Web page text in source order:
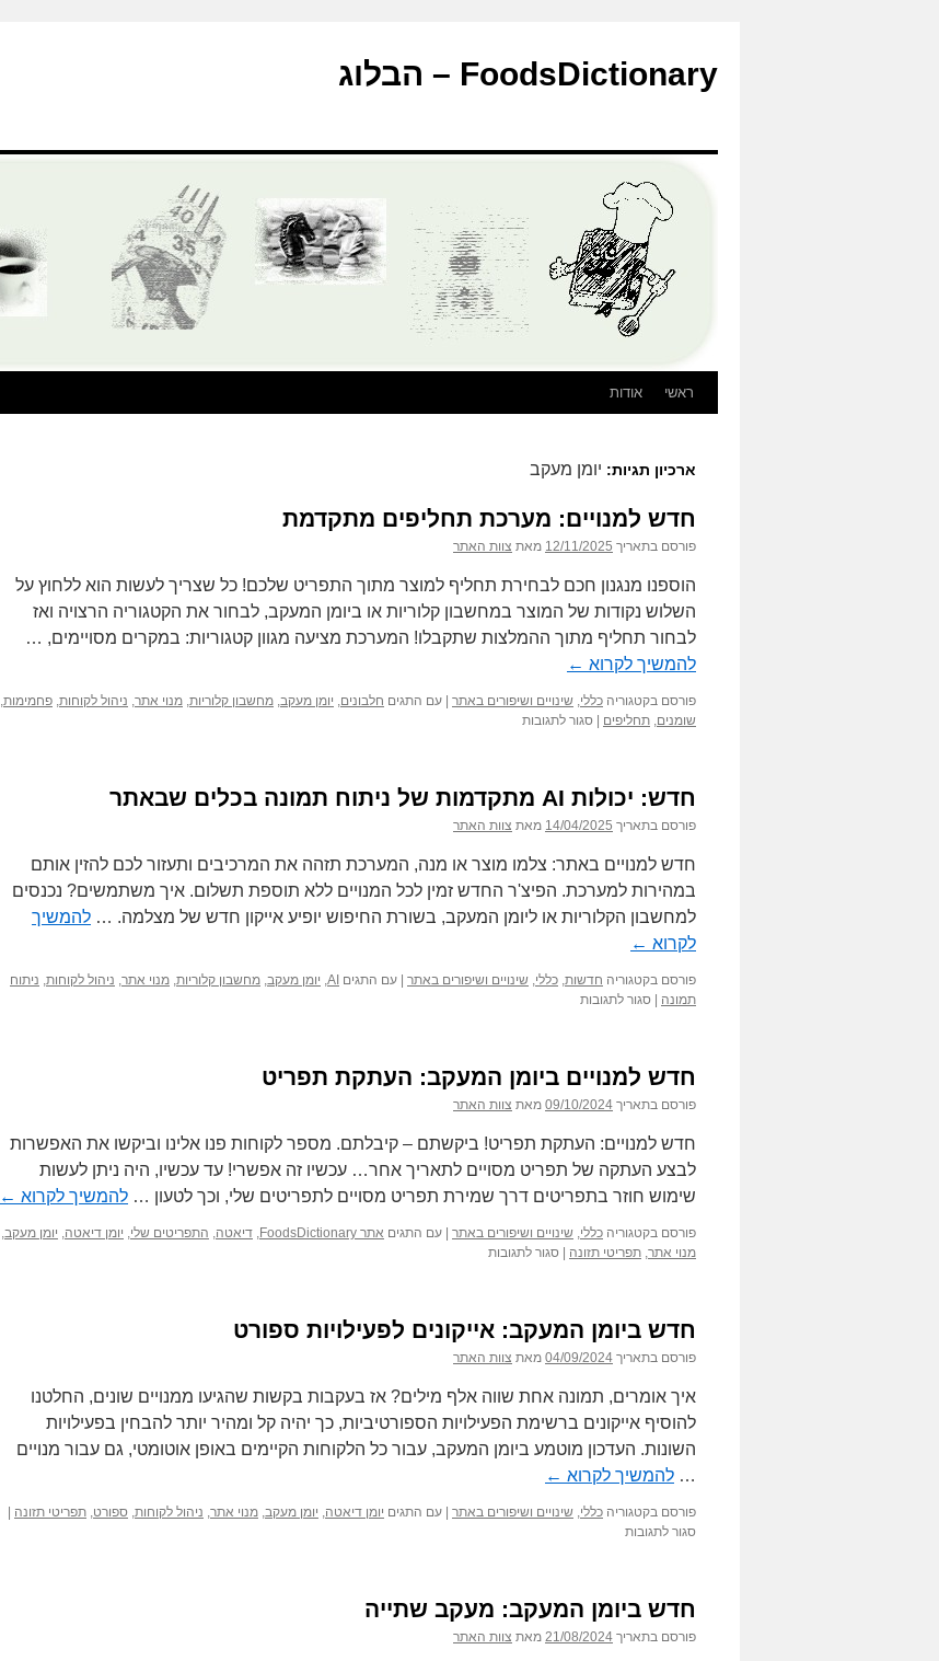
FoodsDictionary – הבלוג
ראשי אודות
ארכיון תגיות: יומן מעקב
חדש למנויים: מערכת תחליפים מתקדמת
פורסם בתאריך 12/11/2025 מאת צוות האתר
הוספנו מנגנון חכם לבחירת תחליף למוצר מתוך התפריט שלכם! כל שצריך לעשות הוא ללחוץ על
השלוש נקודות של המוצר במחשבון קלוריות או ביומן המעקב, לבחור את הקטגוריה הרצויה ואז
לבחור תחליף מתוך ההמלצות שתקבלו! המערכת מציעה מגוון קטגוריות: במקרים מסויימים, …
להמשיך לקרוא ←
פורסם בקטגוריה כללי, שינויים ושיפורים באתר עם התגים חלבונים, יומן מעקב, מחשבון קלוריות, מנוי אתר, ניהול לקוחות, פחמימות,
שומנים, תחליפים סגור לתגובותעל
תחליפים
חדש: יכולות AI מתקדמות של ניתוח תמונה בכלים שבאתר
פורסם בתאריך 14/04/2025 מאת צוות האתר
חדש למנויים באתר: צלמו מוצר או מנה, המערכת תזהה את המרכיבים ותעזור לכם להזין אותם
במהירות למערכת. הפיצ'ר החדש זמין לכל המנויים ללא תוספת תשלום. איך משתמשים? נכנסים
למחשבון הקלוריות או ליומן המעקב, בשורת החיפוש יופיע אייקון חדש של מצלמה. … להמשיך
לקרוא ←
פורסם בקטגוריה חדשות, כללי, שינויים ושיפורים באתר עם התגים AI
, יומן מעקב, מחשבון קלוריות, מנוי אתר, ניהול לקוחות, ניתוח
תמונה
סגור לתגובותעל
מתקדמות
של
תמונה
בכלים
שבאתר
חדש למנויים ביומן המעקב: העתקת תפריט
פורסם בתאריך 09/10/2024 מאת צוות האתר
חדש למנויים: העתקת תפריט! ביקשתם – קיבלתם. מספר לקוחות פנו אלינו וביקשו את האפשרות
לבצע העתקה של תפריט מסויים לתאריך אחר… עכשיו זה אפשרי! עד עכשיו, היה ניתן לעשות
שימוש חוזר בתפריטים דרך שמירת תפריט מסויים לתפריטים שלי, וכך לטעון … להמשיך לקרוא ←
פורסם בקטגוריה כללי, שינויים ושיפורים באתר עם התגים אתר FoodsDictionary , דיאטה, התפריטים שלי, יומן דיאטה, יומן מעקב,
מנוי אתר, תפריטי תזונה סגור לתגובותעל
המעקב:
חדש ביומן המעקב: אייקונים לפעילויות ספורט
פורסם בתאריך 04/09/2024 מאת צוות האתר
איך אומרים, תמונה אחת שווה אלף מילים? אז בעקבות בקשות שהגיעו ממנויים שונים, החלטנו
להוסיף אייקונים ברשימת הפעילויות הספורטיביות, כך יהיה קל ומהיר יותר להבחין בפעילויות
השונות. העדכון מוטמע ביומן המעקב, עבור כל הלקוחות הקיימים באופן אוטומטי, גם עבור מנויים
… להמשיך לקרוא ←
פורסם בקטגוריה כללי, שינויים ושיפורים באתר עם התגים יומן דיאטה, יומן מעקב, מנוי אתר, ניהול לקוחות, ספורט, תפריטי תזונה
סגור לתגובותעל
אייקונים
לפעילויות
חדש ביומן המעקב: מעקב שתייה
פורסם בתאריך 21/08/2024 מאת צוות האתר